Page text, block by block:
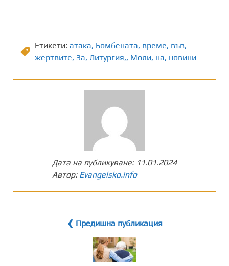
Етикети: атака, Бомбената, време, във,
жертвите, Зa, Литургия,, Моли, на, новини
Дата на публикуване: 11.01.2024
Автор: Evangelsko.info
❮ Предишна публикация